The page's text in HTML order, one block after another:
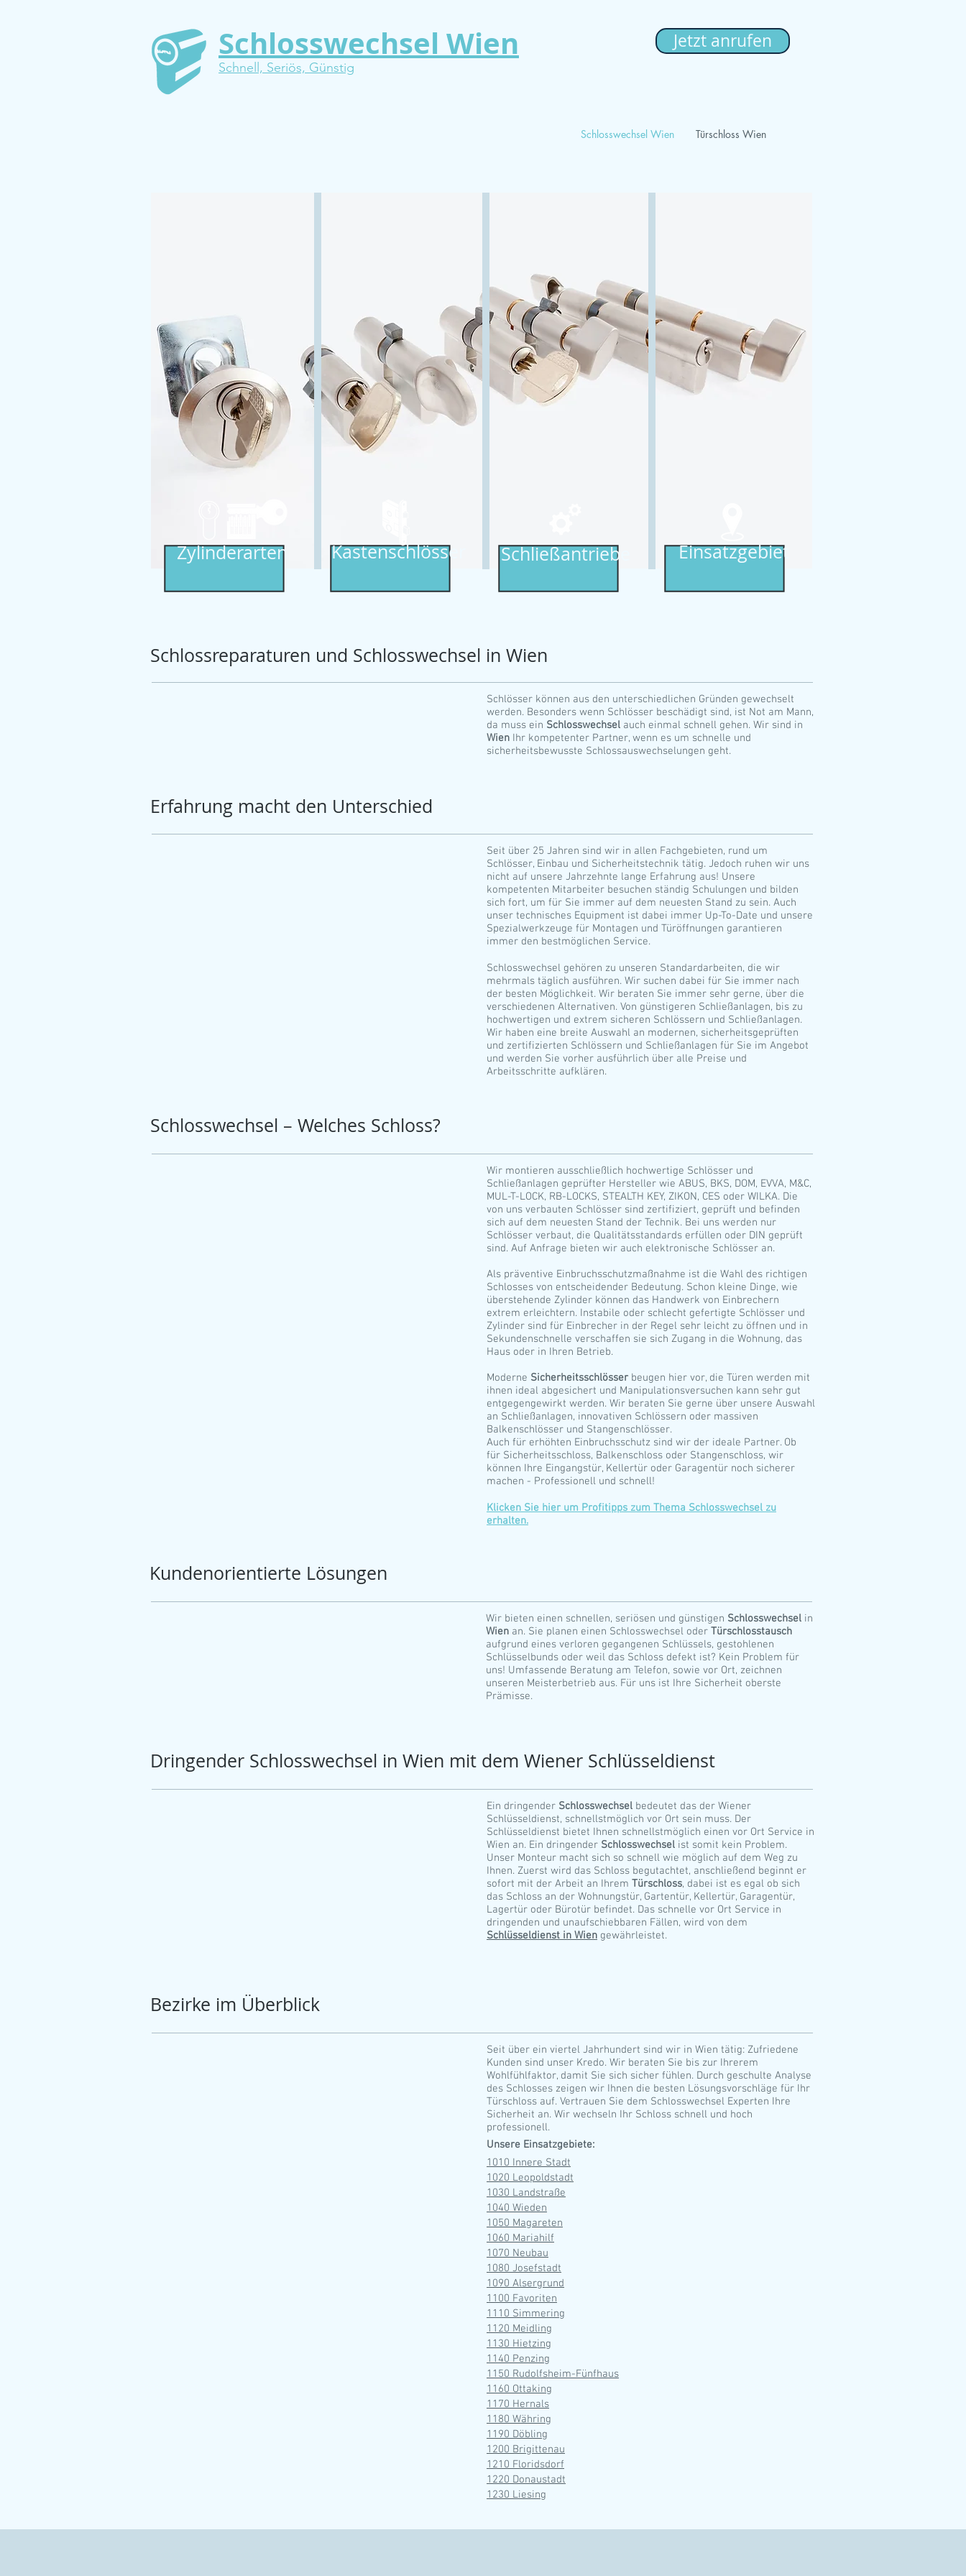
Schlosswechsel Wien
Schnell, Seriös, Günstig
Jetzt anrufen
Schlosswechsel Wien Türschloss Wien
Schließantriebe Einsatzgebiet
Kastenschlösser
Zylinderarten
Schlossreparaturen und Schlosswechsel in Wien
Schlösser können aus den unterschiedlichen Gründen gewechselt
werden. Besonders wenn Schlösser beschädigt sind, ist Not am Mann,
da muss ein Schlosswechsel auch einmal schnell gehen. Wir sind in
Wien Ihr kompetenter Partner, wenn es um schnelle und
sicherheitsbewusste Schlossauswechselungen geht.
Erfahrung macht den Unterschied
Seit über 25 Jahren sind wir in allen Fachgebieten, rund um
Schlösser, Einbau und Sicherheitstechnik tätig. Jedoch ruhen wir uns
nicht auf unsere Jahrzehnte lange Erfahrung aus! Unsere
kompetenten Mitarbeiter besuchen ständig Schulungen und bilden
sich fort, um für Sie immer auf dem neuesten Stand zu sein. Auch
unser technisches Equipment ist dabei immer Up-To-Date und unsere
Spezialwerkzeuge für Montagen und Türöffnungen garantieren
immer den bestmöglichen Service.
Schlosswechsel gehören zu unseren Standardarbeiten, die wir
mehrmals täglich ausführen. Wir suchen dabei für Sie immer nach
der besten Möglichkeit. Wir beraten Sie immer sehr gerne, über die
verschiedenen Alternativen. Von günstigeren Schließanlagen, bis zu
hochwertigen und extrem sicheren Schlössern und Schließanlagen.
Wir haben eine breite Auswahl an modernen, sicherheitsgeprüften
und zertifizierten Schlössern und Schließanlagen für Sie im Angebot
und werden Sie vorher ausführlich über alle Preise und
Arbeitsschritte aufklären.
Schlosswechsel – Welches Schloss?
Wir montieren ausschließlich hochwertige Schlösser und
Schließanlagen geprüfter Hersteller wie ABUS, BKS, DOM, EVVA, M&C,
MUL-T-LOCK, RB-LOCKS, STEALTH KEY, ZIKON, CES oder WILKA. Die
von uns verbauten Schlösser sind zertifiziert, geprüft und befinden
sich auf dem neuesten Stand der Technik. Bei uns werden nur
Schlösser verbaut, die Qualitätsstandards erfüllen oder DIN geprüft
sind. Auf Anfrage bieten wir auch elektronische Schlösser an.
Als präventive Einbruchsschutzmaßnahme ist die Wahl des richtigen
Schlosses von entscheidender Bedeutung. Schon kleine Dinge, wie
überstehende Zylinder können das Handwerk von Einbrechern
extrem erleichtern. Instabile oder schlecht gefertigte Schlösser und
Zylinder sind für Einbrecher in der Regel sehr leicht zu öffnen und in
Sekundenschnelle verschaffen sie sich Zugang in die Wohnung, das
Haus oder in Ihren Betrieb.
Moderne Sicherheitsschlösser beugen hier vor, die Türen werden mit
ihnen ideal abgesichert und Manipulationsversuchen kann sehr gut
entgegengewirkt werden. Wir beraten Sie gerne über unsere Auswahl
an Schließanlagen, innovativen Schlössern oder massiven
Balkenschlösser und Stangenschlösser.
Auch für erhöhten Einbruchsschutz sind wir der ideale Partner. Ob
für Sicherheitsschloss, Balkenschloss oder Stangenschloss, wir
können Ihre Eingangstür, Kellertür oder Garagentür noch sicherer
machen - Professionell und schnell!
Klicken Sie hier um Profitipps zum Thema Schlosswechsel zu
erhalten.
Kundenorientierte Lösungen
Wir bieten einen schnellen, seriösen und günstigen Schlosswechsel in
Wien an. Sie planen einen Schlosswechsel oder Türschlosstausch
aufgrund eines verloren gegangenen Schlüssels, gestohlenen
Schlüsselbunds oder weil das Schloss defekt ist? Kein Problem für
uns! Umfassende Beratung am Telefon, sowie vor Ort, zeichnen
unseren Meisterbetrieb aus. Für uns ist Ihre Sicherheit oberste
Prämisse.
Dringender Schlosswechsel in Wien mit dem Wiener Schlüsseldienst
Ein dringender Schlosswechsel bedeutet das der Wiener
Schlüsseldienst, schnellstmöglich vor Ort sein muss. Der
Schlüsseldienst bietet Ihnen schnellstmöglich einen vor Ort Service in
Wien an. Ein dringender Schlosswechsel ist somit kein Problem.
Unser Monteur macht sich so schnell wie möglich auf dem Weg zu
Ihnen. Zuerst wird das Schloss begutachtet, anschließend beginnt er
sofort mit der Arbeit an Ihrem Türschloss, dabei ist es egal ob sich
das Schloss an der Wohnungstür, Gartentür, Kellertür, Garagentür,
Lagertür oder Bürotür befindet. Das schnelle vor Ort Service in
dringenden und unaufschiebbaren Fällen, wird von dem
Schlüsseldienst in Wien gewährleistet.
Bezirke im Überblick
Seit über ein viertel Jahrhundert sind wir in Wien tätig: Zufriedene
Kunden sind unser Kredo. Wir beraten Sie bis zur Ihrerem
Wohlfühlfaktor, damit Sie sich sicher fühlen. Durch geschulte Analyse
des Schlosses zeigen wir Ihnen die besten Lösungsvorschläge für Ihr
Türschloss auf. Vertrauen Sie dem Schlosswechsel Experten Ihre
Sicherheit an. Wir wechseln Ihr Schloss schnell und hoch
professionell.
Unsere Einsatzgebiete:
1010 Innere Stadt
1020 Leopoldstadt
1030 Landstraße
1040 Wieden
1050 Magareten
1060 Mariahilf
1070 Neubau
1080 Josefstadt
1090 Alsergrund
1100 Favoriten
1110 Simmering
1120 Meidling
1130 Hietzing
1140 Penzing
1150 Rudolfsheim-Fünfhaus
1160 Ottaking
1170 Hernals
1180 Währing
1190 Döbling
1200 Brigittenau
1210 Floridsdorf
1220 Donaustadt
1230 Liesing